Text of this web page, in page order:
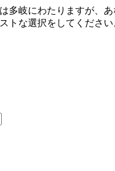
多岐にわたりますが、
トな選択をしてください